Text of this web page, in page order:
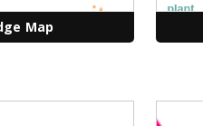
Map